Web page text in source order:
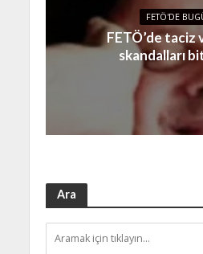
FETÖ'DE
FETÖ’de taciz
skandalları
Ara